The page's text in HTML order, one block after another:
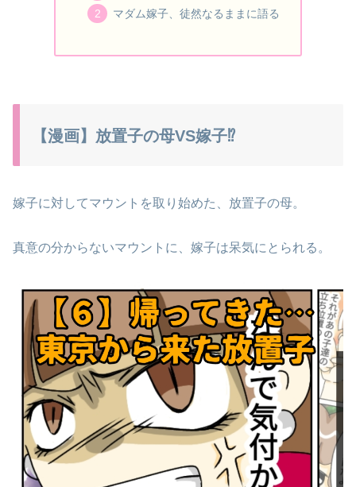
マダム嫁子、徒然なるままに語る
【漫画】放置子の母VS嫁子⁉
嫁子に対してマウントを取り始めた、放置子の母。
真意の分からないマウントに、嫁子は呆気にとられる。